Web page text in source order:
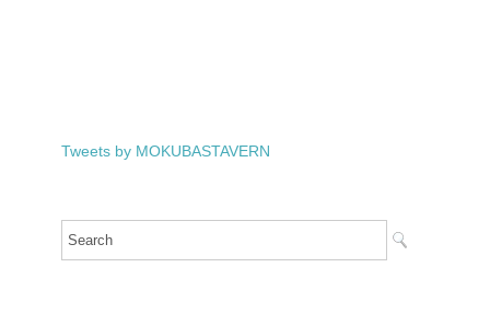
Tweets by MOKUBASTAVERN